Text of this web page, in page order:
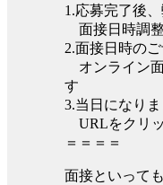
1.応募完了後
面接日時調
2.面接日時のご
オンライン面
す
3.当日になり
URLをクリ
＝＝＝＝
面接といって